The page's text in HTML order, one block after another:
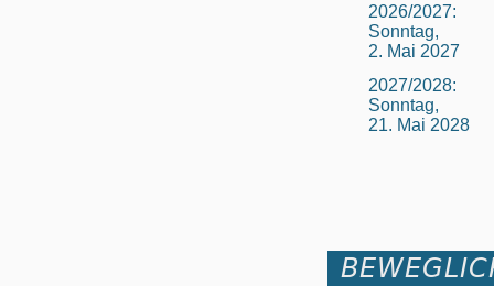
2026/2027:
Sonntag,
2. Mai 2027
2027/2028:
Sonntag,
21. Mai 2028